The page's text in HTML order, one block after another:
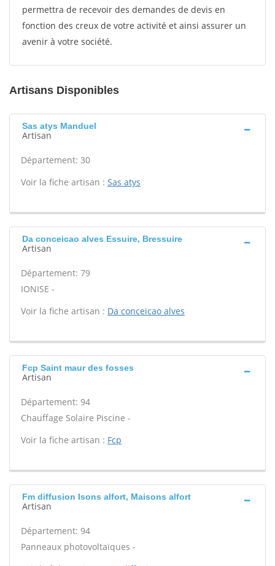
permettra de recevoir des demandes de devis en
fonction des creux de votre activité et ainsi assurer un
avenir à votre société.
Artisans Disponibles
Sas atys Manduel
Artisan
Département: 30
Voir la fiche artisan : Sas atys
Da conceicao alves Essuire, Bressuire
Artisan
Département: 79
IONISE -
Voir la fiche artisan : Da conceicao alves
Fcp Saint maur des fosses
Artisan
Département: 94
Chauffage Solaire Piscine -
Voir la fiche artisan : Fcp
Fm diffusion Isons alfort, Maisons alfort
Artisan
Département: 94
Panneaux photovoltaïques -